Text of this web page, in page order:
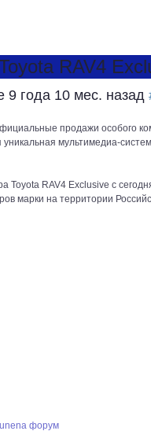
RAV4
9 года 10 мес. назад
продажи особого
мультимедиа-
RAV4 Exclusive с
марки на территории
форум